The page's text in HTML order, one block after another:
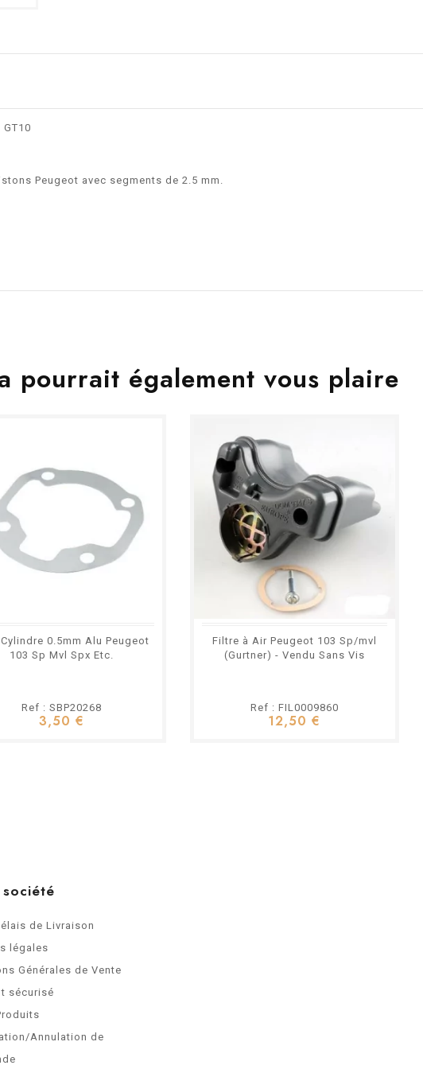
Peugeot avec segments de 2.5 mm.
pourrait également vous plaire
0.5mm Alu Peugeot
103 Sp Mvl Spx Etc.
Ref : SBP20268
3,50 €
Filtre à Air Peugeot 103 Sp/mvl
(Gurtner) - Vendu Sans Vis
Ref : FIL0009860
12,50 €
de Livraison
légales
Générales de Vente
sécurisé
Annulation de